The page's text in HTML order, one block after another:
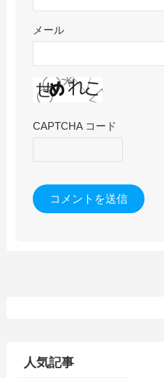
メール
CAPTCHA コード
人気記事